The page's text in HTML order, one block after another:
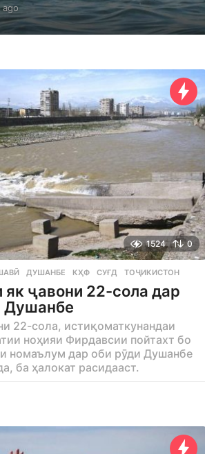
ago1
y
e
1524 0
,ДУШАНБЕ ,КҲФ ,СУҒД ,ТОҶИКИСТОН
як ҷавони 22-сола дар
Душанбе
22-сола, истиқоматкунандаи
ноҳияи Фирдавсии пойтахт бо
номаълум дар оби рӯди Душанбе
ба ҳалокат расидааст.